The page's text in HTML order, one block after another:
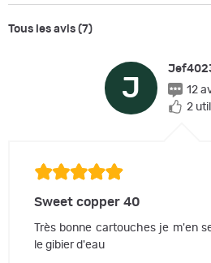
Tous les avis (7)
J
12
2
Sweet copper 40
Très bonne cartouches je m'en
le gibier d'eau